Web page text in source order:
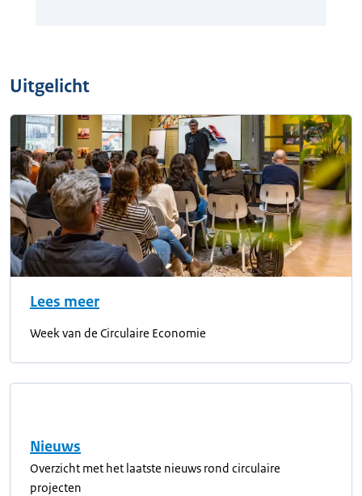
Uitgelicht
Lees meer
Week van de Circulaire Economie
Nieuws
Overzicht met het laatste nieuws rond circulaire
projecten